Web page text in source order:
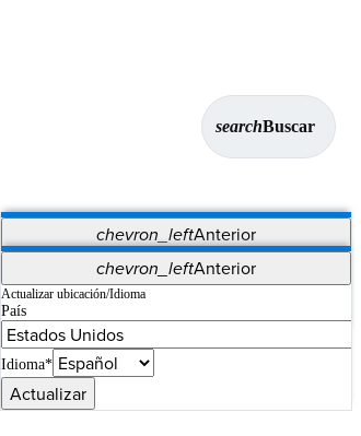
searchBuscar
chevron_leftAnterior
Vet Systems OrthoPedia Patient
Supplier Portal
Synergy Imaging & Resection
chevron_leftAnterior
Actualizar ubicación/Idioma
País
Idioma*
Actualizar